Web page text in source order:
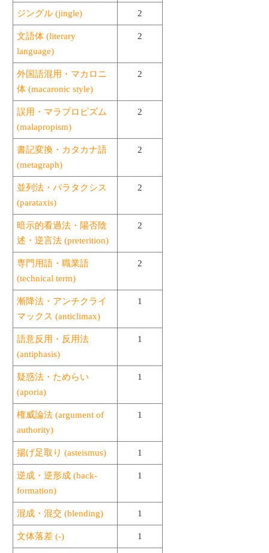
ジングル (jingle) 2
文語体 (literary
language)
2
外国語混用・マカロニ
体 (macaronic style)
2
誤用・マラプロピズム
(malapropism)
2
書記変換・カタカナ語
(metagraph)
2
並列法・パラタクシス
(parataxis)
2
暗示的看過法・陽否陰
述・逆言法 (preterition)
2
専門用語・職業語
(technical term)
2
漸降法・アンチクライ
マックス (anticlimax)
1
語意反用・反用法
(antiphasis)
1
疑惑法・ためらい
(aporia)
1
権威論法 (argument of
authority)
1
揚げ足取り (asteismus) 1
逆成・逆形成 (back-
formation)
1
混成・混交 (blending) 1
文体落差 (-) 1